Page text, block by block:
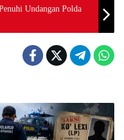
Undangan Polda